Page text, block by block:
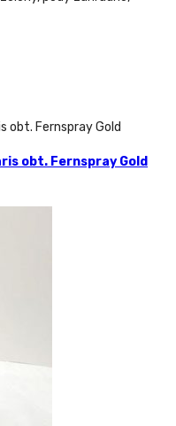
obt. Fernspray Gold